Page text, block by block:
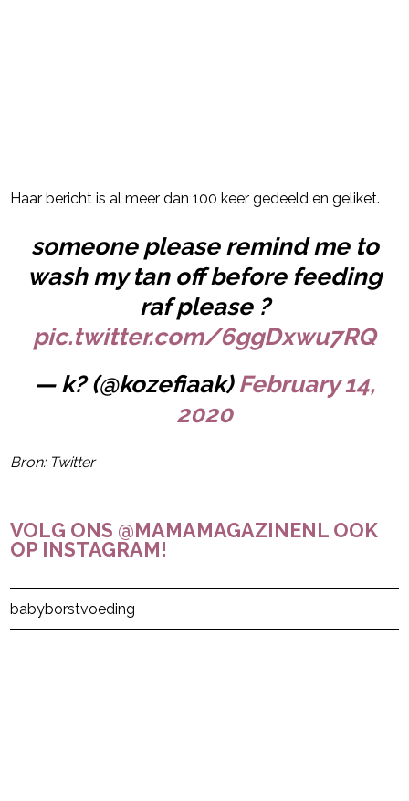
Haar bericht is al meer dan 100 keer gedeeld en geliket.
someone please remind me to
wash my tan off before feeding
raf please ?
pic.twitter.com/6ggDxwu7RQ
— k? (@kozefiaak) February 14,
2020
Bron: Twitter
VOLG ONS @MAMAMAGAZINENL OOK
OP INSTAGRAM!
Post Views: 38
babyborstvoeding